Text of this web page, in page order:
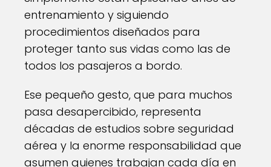
entrenamiento y siguiendo
procedimientos diseñados para
proteger tanto sus vidas como las de
todos los pasajeros a bordo.
Ese pequeño gesto, que para muchos
pasa desapercibido, representa
décadas de estudios sobre seguridad
aérea y la enorme responsabilidad que
asumen quienes trabajan cada día en